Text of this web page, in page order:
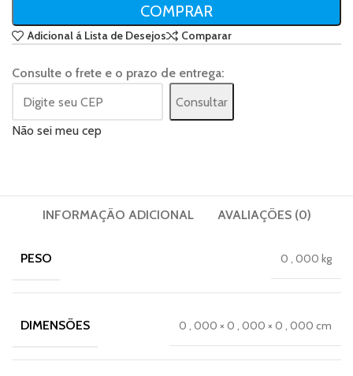
COMPRAR
Adicional á Lista de Desejos Comparar
Consulte o frete e o prazo de entrega:
Consultar
Não sei meu cep
INFORMAÇÃO ADICIONAL AVALIAÇÕES (0)
PESO 0 , 000 kg
DIMENSÕES 0 , 000 × 0 , 000 × 0 , 000 cm